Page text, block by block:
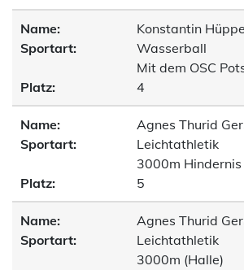
Name:
Konstantin Hüppe
Sportart:
Wasserball
Mit dem OSC
Platz:
4
Name:
Agnes Thurid
Sportart:
Leichtathletik
3000m Hindernis
Platz:
5
Name:
Agnes Thurid
Sportart:
Leichtathletik
3000m (Halle)